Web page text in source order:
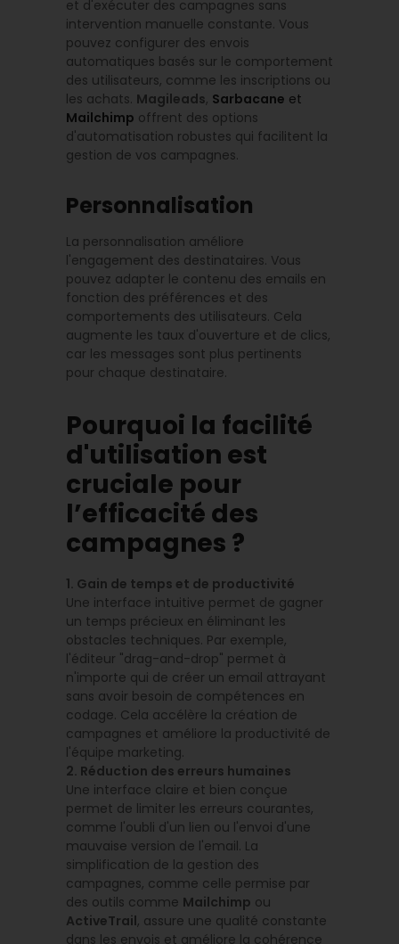
et d'exécuter des campagnes sans
intervention manuelle constante. Vous
pouvez configurer des envois
automatiques basés sur le comportement
des utilisateurs, comme les inscriptions ou
les achats. Magileads, Sarbacane et
Mailchimp offrent des options
d'automatisation robustes qui facilitent la
gestion de vos campagnes.
Personnalisation
La personnalisation améliore
l'engagement des destinataires. Vous
pouvez adapter le contenu des emails en
fonction des préférences et des
comportements des utilisateurs. Cela
augmente les taux d'ouverture et de clics,
car les messages sont plus pertinents
pour chaque destinataire.
Pourquoi la facilité
d'utilisation est
cruciale pour
l’efficacité des
campagnes ?
1. Gain de temps et de productivité
Une interface intuitive permet de gagner
un temps précieux en éliminant les
obstacles techniques. Par exemple,
l'éditeur "drag-and-drop" permet à
n'importe qui de créer un email attrayant
sans avoir besoin de compétences en
codage. Cela accélère la création de
campagnes et améliore la productivité de
l'équipe marketing.
2. Réduction des erreurs humaines
Une interface claire et bien conçue
permet de limiter les erreurs courantes,
comme l'oubli d'un lien ou l'envoi d'une
mauvaise version de l'email. La
simplification de la gestion des
campagnes, comme celle permise par
des outils comme Mailchimp ou
ActiveTrail, assure une qualité constante
dans les envois et améliore la cohérence